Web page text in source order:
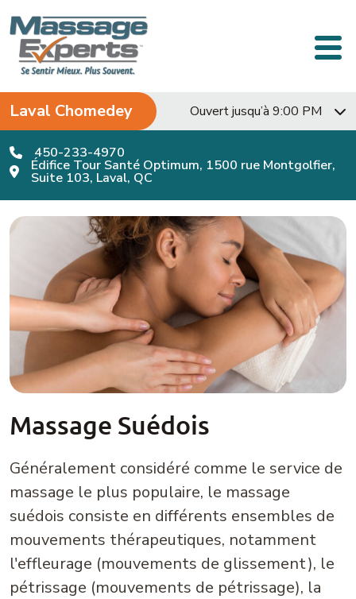
Navigation principale
Laval Chomedey Ouvert jusqu’à 9:00 PM
450-233-4970
Édifice Tour Santé Optimum, 1500 rue Montgolfier,
Suite 103, Laval, QC
Massage Suédois
Généralement considéré comme le service de
massage le plus populaire, le massage
suédois consiste en différents ensembles de
mouvements thérapeutiques, notamment
l'effleurage (mouvements de glissement), le
pétrissage (mouvements de pétrissage), la